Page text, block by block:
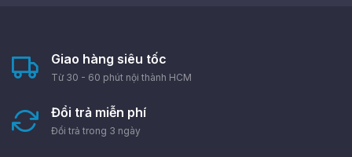
Giao hàng siêu tốc
Từ 30 - 60 phút nội thành HCM
Đổi trả miễn phí
Đổi trả trong 3 ngày